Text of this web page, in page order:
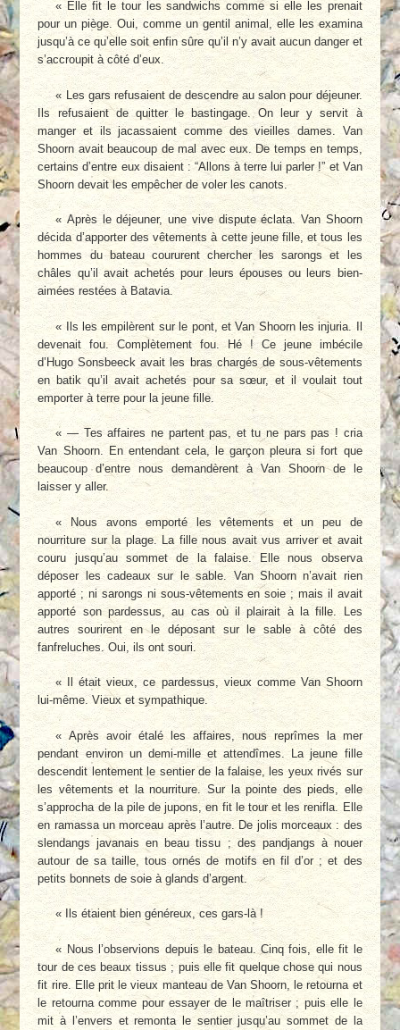
« Elle fit le tour les sandwichs comme si elle les prenait
pour un piège. Oui, comme un gentil animal, elle les examina
jusqu’à ce qu’elle soit enfin sûre qu’il n’y avait aucun danger et
s’accroupit à côté d’eux.
« Les gars refusaient de descendre au salon pour déjeuner.
Ils refusaient de quitter le bastingage. On leur y servit à
manger et ils jacassaient comme des vieilles dames. Van
Shoorn avait beaucoup de mal avec eux. De temps en temps,
certains d’entre eux disaient : “Allons à terre lui parler !” et Van
Shoorn devait les empêcher de voler les canots.
« Après le déjeuner, une vive dispute éclata. Van Shoorn
décida d’apporter des vêtements à cette jeune fille, et tous les
hommes du bateau coururent chercher les sarongs et les
châles qu’il avait achetés pour leurs épouses ou leurs bien-
aimées restées à Batavia.
« Ils les empilèrent sur le pont, et Van Shoorn les injuria. Il
devenait fou. Complètement fou. Hé ! Ce jeune imbécile
d’Hugo Sonsbeeck avait les bras chargés de sous-vêtements
en batik qu’il avait achetés pour sa sœur, et il voulait tout
emporter à terre pour la jeune fille.
« — Tes affaires ne partent pas, et tu ne pars pas ! cria
Van Shoorn. En entendant cela, le garçon pleura si fort que
beaucoup d’entre nous demandèrent à Van Shoorn de le
laisser y aller.
« Nous avons emporté les vêtements et un peu de
nourriture sur la plage. La fille nous avait vus arriver et avait
couru jusqu’au sommet de la falaise. Elle nous observa
déposer les cadeaux sur le sable. Van Shoorn n’avait rien
apporté ; ni sarongs ni sous-vêtements en soie ; mais il avait
apporté son pardessus, au cas où il plairait à la fille. Les
autres sourirent en le déposant sur le sable à côté des
fanfreluches. Oui, ils ont souri.
« Il était vieux, ce pardessus, vieux comme Van Shoorn
lui-même. Vieux et sympathique.
« Après avoir étalé les affaires, nous reprîmes la mer
pendant environ un demi-mille et attendîmes. La jeune fille
descendit lentement le sentier de la falaise, les yeux rivés sur
les vêtements et la nourriture. Sur la pointe des pieds, elle
s’approcha de la pile de jupons, en fit le tour et les renifla. Elle
en ramassa un morceau après l’autre. De jolis morceaux : des
slendangs javanais en beau tissu ; des pandjangs à nouer
autour de sa taille, tous ornés de motifs en fil d’or ; et des
petits bonnets de soie à glands d’argent.
« Ils étaient bien généreux, ces gars-là !
« Nous l’observions depuis le bateau. Cinq fois, elle fit le
tour de ces beaux tissus ; puis elle fit quelque chose qui nous
fit rire. Elle prit le vieux manteau de Van Shoorn, le retourna et
le retourna comme pour essayer de le maîtriser ; puis elle le
mit à l’envers et remonta le sentier jusqu’au sommet de la